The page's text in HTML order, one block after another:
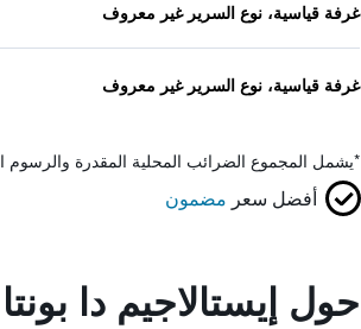
غرفة قياسية، نوع السرير غير معروف
غرفة قياسية، نوع السرير غير معروف
*يشمل المجموع الضرائب المحلية المقدرة والرسوم
أفضل سعر مضمون
حول إيستالاجيم دا